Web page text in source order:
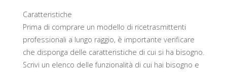
Caratteristiche
Prima di comprare un modello di ricetrasmittenti
professionali a lungo raggio, è importante verificare
che disponga delle caratteristiche di cui si ha bisogno.
Scrivi un elenco delle funzionalità di cui hai bisogno e